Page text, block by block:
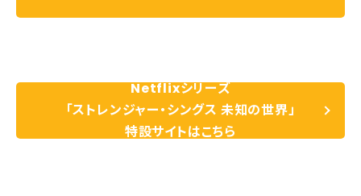
Netflixシリーズ
「ストレンジャー・シングス 未知の世界」
特設サイトはこちら